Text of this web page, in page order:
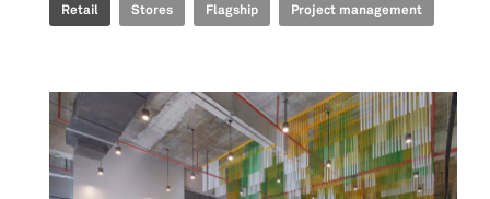
Retail Stores Flagship Project management